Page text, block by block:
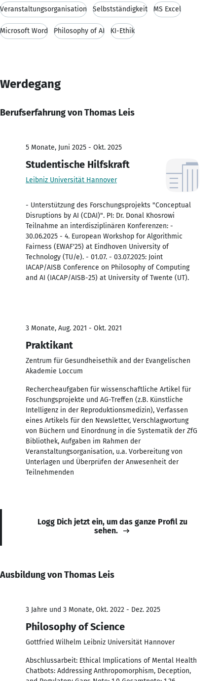
Veranstaltungsorganisation Selbstständigkeit MS Excel
Microsoft Word Philosophy of AI KI-Ethik
Werdegang
Berufserfahrung von Thomas Leis
5 Monate, Juni 2025 - Okt. 2025
Studentische Hilfskraft
Leibniz Universität Hannover
- Unterstützung des Forschungsprojekts "Conceptual
Disruptions by AI (CDAI)". PI: Dr. Donal Khosrowi
Teilnahme an interdisziplinären Konferenzen: -
30.06.2025 - 4. European Workshop for Algorithmic
Fairness (EWAF'25) at Eindhoven University of
Technology (TU/e). - 01.07. - 03.07.2025: Joint
IACAP/AISB Conference on Philosophy of Computing
and AI (IACAP/AISB-25) at University of Twente (UT).
3 Monate, Aug. 2021 - Okt. 2021
Praktikant
Zentrum für Gesundheisethik and der Evangelischen
Akademie Loccum
Rechercheaufgaben für wissenschaftliche Artikel für
Foschungsprojekte und AG-Treffen (z.B. Künstliche
Intelligenz in der Reproduktionsmedizin), Verfassen
eines Artikels für den Newsletter, Verschlagwortung
von Büchern und Einordnung in die Systematik der ZfG
Bibliothek, Aufgaben im Rahmen der
Veranstaltungsorganisation, u.a. Vorbereitung von
Unterlagen und Überprüfen der Anwesenheit der
Teilnehmenden
Logg Dich jetzt ein, um das ganze Profil zu
sehen.
Ausbildung von Thomas Leis
3 Jahre und 3 Monate, Okt. 2022 - Dez. 2025
Philosophy of Science
Gottfried Wilhelm Leibniz Universität Hannover
Abschlussarbeit: Ethical Implications of Mental Health
Chatbots: Addressing Anthropomorphism, Deception,